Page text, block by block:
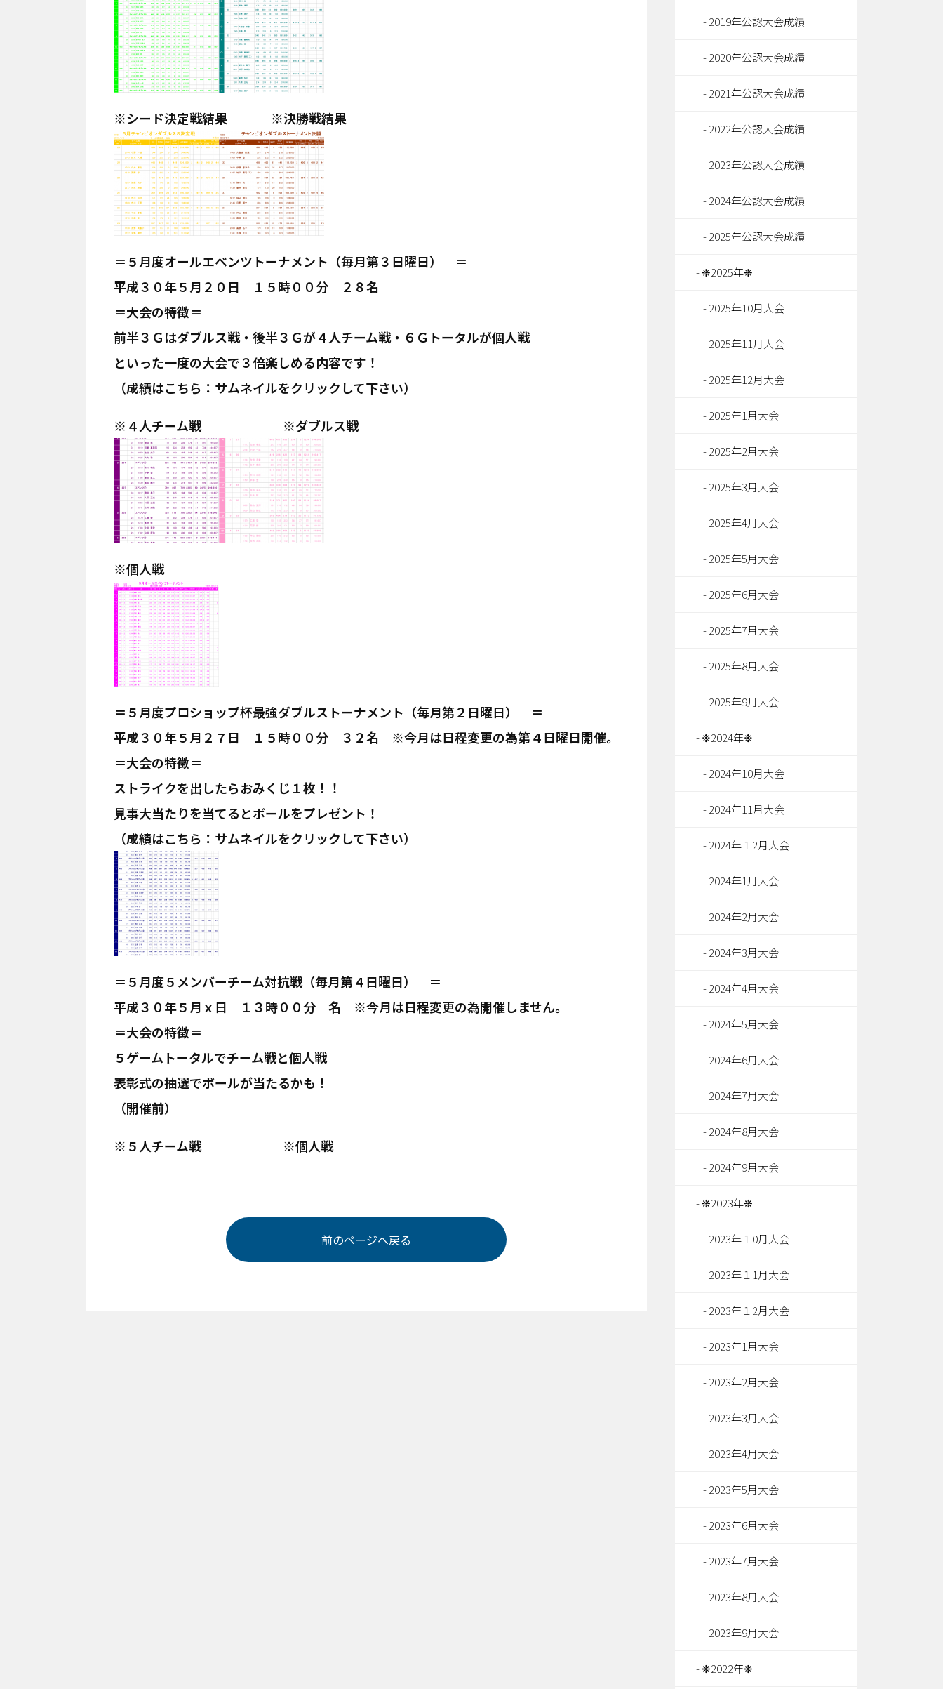
※シード決定戦結果 ※決勝戦結果
＝５月度オールエベンツトーナメント（毎月第３日曜日） ＝
平成３０年５月２０日 １５時００分 ２８名
＝大会の特徴＝
前半３Ｇはダブルス戦・後半３Ｇが４人チーム戦・６Ｇトータルが個人戦
といった一度の大会で３倍楽しめる内容です！
（成績はこちら：サムネイルをクリックして下さい）
※４人チーム戦 ※ダブルス戦
※個人戦
＝５月度プロショップ杯最強ダブルストーナメント（毎月第２日曜日） ＝
平成３０年５月２７日 １５時００分 ３２名 ※今月は日程変更の為第４日曜日開催。
＝大会の特徴＝
ストライクを出したらおみくじ１枚！！
見事大当たりを当てるとボールをプレゼント！
（成績はこちら：サムネイルをクリックして下さい）
＝５月度５メンバーチーム対抗戦（毎月第４日曜日） ＝
平成３０年５月ｘ日 １３時００分 名 ※今月は日程変更の為開催しません。
＝大会の特徴＝
５ゲームトータルでチーム戦と個人戦
表彰式の抽選でボールが当たるかも！
（開催前）
※５人チーム戦 ※個人戦
前のページへ戻る
2019年公認大会成績
2020年公認大会成績
2021年公認大会成績
2022年公認大会成績
2023年公認大会成績
2024年公認大会成績
2025年公認大会成績
❈2025年❈
2025年10月大会
2025年11月大会
2025年12月大会
2025年1月大会
2025年2月大会
2025年3月大会
2025年4月大会
2025年5月大会
2025年6月大会
2025年7月大会
2025年8月大会
2025年9月大会
❉2024年❉
2024年10月大会
2024年11月大会
2024年１2月大会
2024年1月大会
2024年2月大会
2024年3月大会
2024年4月大会
2024年5月大会
2024年6月大会
2024年7月大会
2024年8月大会
2024年9月大会
❊2023年❊
2023年１0月大会
2023年１1月大会
2023年１2月大会
2023年1月大会
2023年2月大会
2023年3月大会
2023年4月大会
2023年5月大会
2023年6月大会
2023年7月大会
2023年8月大会
2023年9月大会
❋2022年❋